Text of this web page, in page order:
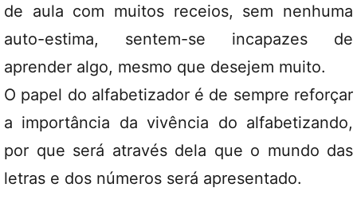
de aula com muitos receios, sem nenhuma
auto-estima, sentem-se incapazes de
aprender algo, mesmo que desejem muito.
O papel do alfabetizador é de sempre reforçar
a importância da vivência do alfabetizando,
por que será através dela que o mundo das
letras e dos números será apresentado.